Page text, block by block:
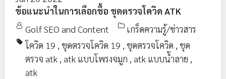
ข้อแนะนำในการเลือกชื้อ ชุดตรวจโควิด ATK
Golf SEO and Content
เกร็ดความรู้/ข่าวสาร
โควิด 19 , ชุดตรวจโควิด 19 , ชุดตรวจโควิด , ชุด
ตรวจ atk , atk แบบโพรงจมูก , atk แบบน้ำลาย ,
atk